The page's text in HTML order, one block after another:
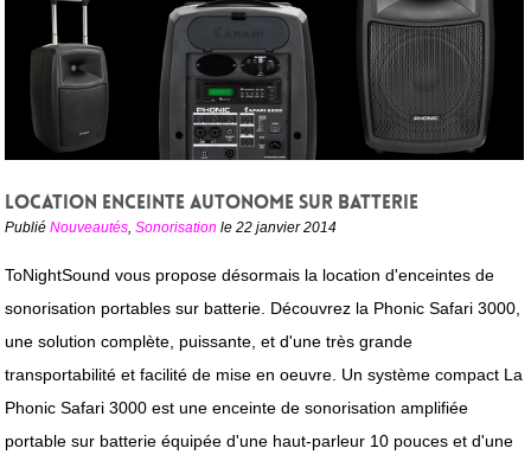
Location enceinte autonome sur batterie
Publié Nouveautés, Sonorisation le 22 janvier 2014
ToNightSound vous propose désormais la location d'enceintes de
sonorisation portables sur batterie. Découvrez la Phonic Safari 3000,
une solution complète, puissante, et d'une très grande
transportabilité et facilité de mise en oeuvre. Un système compact La
Phonic Safari 3000 est une enceinte de sonorisation amplifiée
portable sur batterie équipée d'une haut-parleur 10 pouces et d'une